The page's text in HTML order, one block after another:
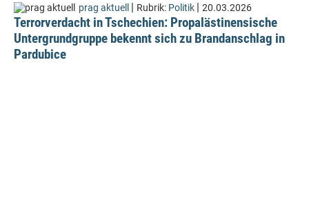
prag aktuell | Rubrik: Politik | 20.03.2026
Terrorverdacht in Tschechien: Propalästinensische
Untergrundgruppe bekennt sich zu Brandanschlag in
Pardubice